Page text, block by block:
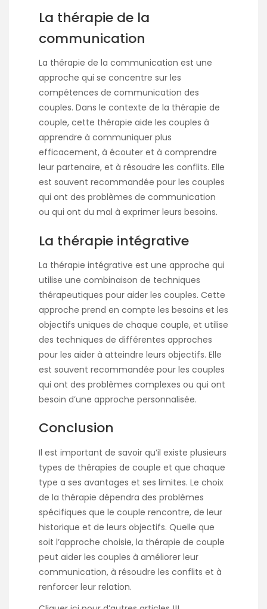
La thérapie de la
communication
La thérapie de la communication est une
approche qui se concentre sur les
compétences de communication des
couples. Dans le contexte de la thérapie de
couple, cette thérapie aide les couples à
apprendre à communiquer plus
efficacement, à écouter et à comprendre
leur partenaire, et à résoudre les conflits. Elle
est souvent recommandée pour les couples
qui ont des problèmes de communication
ou qui ont du mal à exprimer leurs besoins.
La thérapie intégrative
La thérapie intégrative est une approche qui
utilise une combinaison de techniques
thérapeutiques pour aider les couples. Cette
approche prend en compte les besoins et les
objectifs uniques de chaque couple, et utilise
des techniques de différentes approches
pour les aider à atteindre leurs objectifs. Elle
est souvent recommandée pour les couples
qui ont des problèmes complexes ou qui ont
besoin d’une approche personnalisée.
Conclusion
Il est important de savoir qu’il existe plusieurs
types de thérapies de couple et que chaque
type a ses avantages et ses limites. Le choix
de la thérapie dépendra des problèmes
spécifiques que le couple rencontre, de leur
historique et de leurs objectifs. Quelle que
soit l’approche choisie, la thérapie de couple
peut aider les couples à améliorer leur
communication, à résoudre les conflits et à
renforcer leur relation.